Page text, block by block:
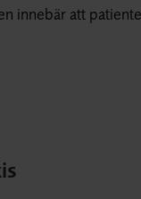
innebär att